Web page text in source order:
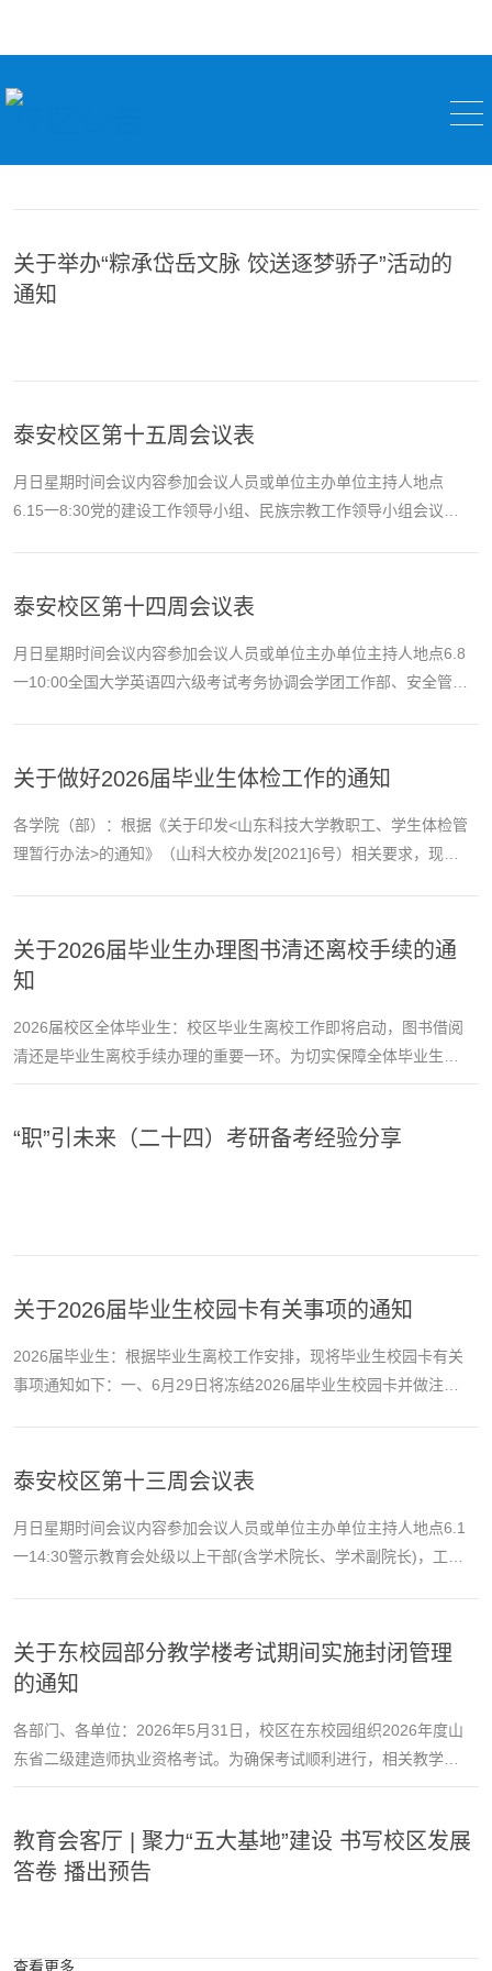
关于举办“粽承岱岳文脉 饺送逐梦骄子”活动的
通知
泰安校区第十五周会议表
月日星期时间会议内容参加会议人员或单位主办单位主持人地点
6.15一8:30党的建设工作领导小组、民族宗教工作领导小组会议暨
室（视频分会场）6.16二14:30山东科技大学第九次学生代表大会、
书记、团委书记、学生代表团委研究生院诸葛福民西校...
泰安校区第十四周会议表
月日星期时间会议内容参加会议人员或单位主办单位主持人地点6.8
一10:00全国大学英语四六级考试考务协调会学团工作部、安全管理
室 6.11四8:30校区党委理论学习中心组集体学习校区党委理论学习
14:302026年预算工作会议各部门、各单位党政主要负责人，...
关于做好2026届毕业生体检工作的通知
各学院（部）：根据《关于印发<山东科技大学教职工、学生体检管
理暂行办法>的通知》（山科大校办发[2021]6号）相关要求，现将
及费用1．体检项目不拆分进行，共包括一般检查（身高、体重、血
压、脉搏）、内科检查（心率、心律、心音、杂音、肺部听诊
等）、外科检查（皮肤、浅表淋巴结、颈部包块、甲状腺...
关于2026届毕业生办理图书清还离校手续的通
知
2026届校区全体毕业生：校区毕业生离校工作即将启动，图书借阅
清还是毕业生离校手续办理的重要一环。为切实保障全体毕业生高
效顺畅办结离校流程，规范做好毕业生图书归还、遗失赔付等工
生及时登录学习通个人账号，仔细核对本人图书借阅明细，于2026
“职”引未来（二十四）考研备考经验分享
关于2026届毕业生校园卡有关事项的通知
2026届毕业生：根据毕业生离校工作安排，现将毕业生校园卡有关
事项通知如下：一、6月29日将冻结2026届毕业生校园卡并做注销
校园卡内余额统一退款至学生“山东科技大学收费平台”绑定的中国农
手续。四、特别提示1.7月2日前，毕业生在“山东科...
泰安校区第十三周会议表
月日星期时间会议内容参加会议人员或单位主办单位主持人地点6.1
一14:30警示教育会处级以上干部(含学术院长、学术副院长)，工作
6.4四8:30全校招生工作会议本科、研究生招生单位主要负责人，分
管本科、研究生招生工作副院长教务处研究生院王君松西校园行政
楼301报告厅（视频分会场）6.4四9:002026届毕业...
关于东校园部分教学楼考试期间实施封闭管理
的通知
各部门、各单位：2026年5月31日，校区在东校园组织2026年度山
东省二级建造师执业资格考试。为确保考试顺利进行，相关教学楼
教室将实行封闭管理。现将有关事宜通知如下：1.封闭范围：东校园
19:00。5月30日12:00以后，教室物业将进行考场清理，请各位老
师、同学务必将个人物品全部提前带走，以免丢失或损坏。3.封闭管
教育会客厅 | 聚力“五大基地”建设 书写校区发展
答卷 播出预告
查看更多